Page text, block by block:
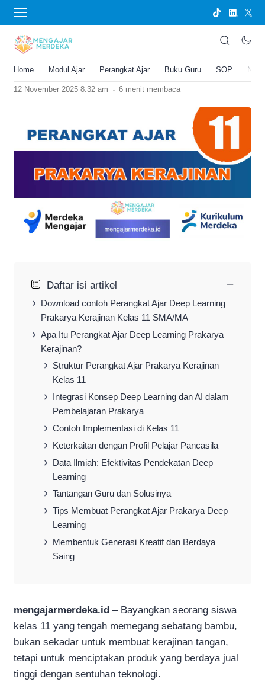
Home Modul Ajar Perangkat Ajar Buku Guru SOP
BERANDA
Perangkat Ajar Deep Learning Prakarya
Kerajinan Kelas 11 SMA/MA
Joko Umbaran
12 November 2025 8:32 am . 6 menit membaca
Daftar isi artikel −
Download contoh Perangkat Ajar Deep Learning
Prakarya Kerajinan Kelas 11 SMA/MA
Apa Itu Perangkat Ajar Deep Learning Prakarya
Kerajinan?
Struktur Perangkat Ajar Prakarya Kerajinan
Kelas 11
Integrasi Konsep Deep Learning dan AI dalam
Pembelajaran Prakarya
Contoh Implementasi di Kelas 11
Keterkaitan dengan Profil Pelajar Pancasila
Data Ilmiah: Efektivitas Pendekatan Deep
Learning
Tantangan Guru dan Solusinya
Tips Membuat Perangkat Ajar Prakarya Deep
Learning
Membentuk Generasi Kreatif dan Berdaya
Saing
mengajarmerdeka.id – Bayangkan seorang siswa
kelas 11 yang tengah memegang sebatang bambu,
bukan sekadar untuk membuat kerajinan tangan,
tetapi untuk menciptakan produk yang berdaya jual
tinggi dengan sentuhan teknologi.